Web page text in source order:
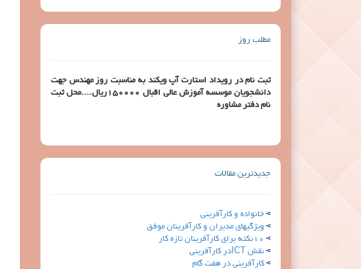
مطلب روز
ثبت نام در رویداد استارت آپ ویکند به مناسبت روز مهندس جهت
دانشجویان موسسه آموزش عالی اقبال 150000ریال....محل ثبت
نام دفتر مشاوره
جدیدترین مقالات
خانواده و کارآفرینی
ویژگیهای مدیران و کارآفرینان موفق
10نکته برای کارآفرینان تازه کار
نقش ICTدر کارآفرینی
کارآفرینی در هفت گام